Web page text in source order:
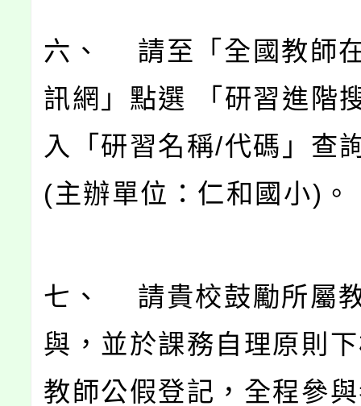
六、 請至「全國教師
訊網」點選 「研習進階
入「研習名稱/代碼」查
(主辦單位：仁和國小)。
七、 請貴校鼓勵所屬
與，並於課務自理原則
教師公假登記，全程參